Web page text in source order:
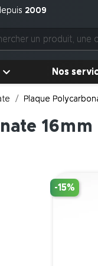
2009
Nos
Plaque
-15%